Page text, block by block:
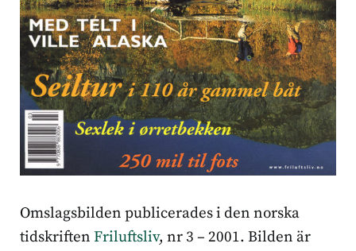
Omslagsbilden publicerades i den norska
tidskriften Friluftsliv, nr 3 – 2001. Bilden är